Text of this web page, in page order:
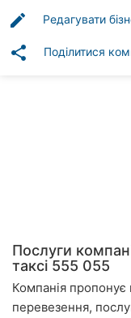
клініки
Автошколи
Всі
міста:
Вінниця
edit Редагувати
share Поділитися
Послуги
таксі 555 055
Компанія пропонує
перевезення,